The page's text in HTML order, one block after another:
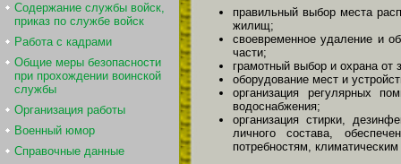
Содержание службы войск,
приказ по службе войск
Работа с кадрами
Общие меры безопасности
при прохождении воинской
службы
Организация работы
Военный юмор
Справочные данные
правильный выбор места
жилищ;
своевременное удаление и
части;
грамотный выбор и охрана от
оборудование мест и
организация регулярных
водоснабжения;
организация стирки,
личного состава,
потребностям,